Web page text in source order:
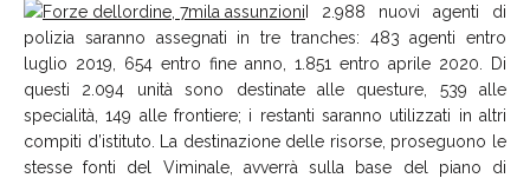
I 2.988 nuovi agenti di
polizia saranno assegnati in tre tranches: 483 agenti entro
luglio 2019, 654 entro fine anno, 1.851 entro aprile 2020. Di
questi 2.094 unità sono destinate alle questure, 539 alle
specialità, 149 alle frontiere; i restanti saranno utilizzati in altri
compiti d’istituto. La destinazione delle risorse, proseguono le
stesse fonti del Viminale, avverrà sulla base del piano di